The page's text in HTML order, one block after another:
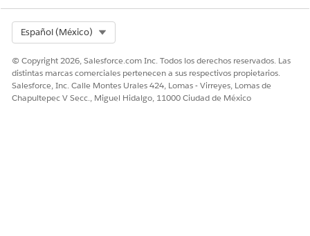
¡Háganos saber cómo podemos mejorar!
Sí No
Español (México)
© Copyright 2026, Salesforce.com Inc. Todos los derechos reservados. Las
distintas marcas comerciales pertenecen a sus respectivos propietarios.
Salesforce, Inc. Calle Montes Urales 424, Lomas - Virreyes, Lomas de
Chapultepec V Secc., Miguel Hidalgo, 11000 Ciudad de México